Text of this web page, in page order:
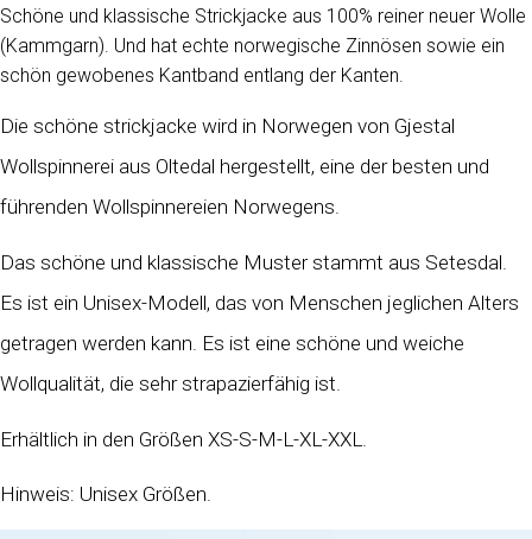
Schöne und klassische Strickjacke aus 100% reiner neuer Wolle
(Kammgarn). Und hat echte norwegische Zinnösen sowie ein
schön gewobenes Kantband entlang der Kanten.
Die schöne strickjacke wird in Norwegen von Gjestal
Wollspinnerei aus Oltedal hergestellt, eine der besten und
führenden Wollspinnereien Norwegens.
Das schöne und klassische Muster stammt aus Setesdal.
Es ist ein Unisex-Modell, das von Menschen jeglichen Alters
getragen werden kann. Es ist eine schöne und weiche
Wollqualität, die sehr strapazierfähig ist.
Erhältlich in den Größen XS-S-M-L-XL-XXL.
Hinweis: Unisex Größen.